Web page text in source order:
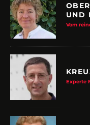
UND
Vom
Experte